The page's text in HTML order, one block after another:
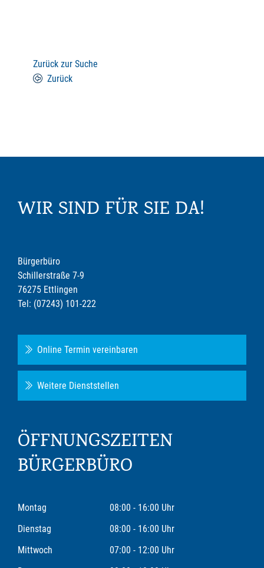
Zurück zur Suche
Zurück
WIR SIND FÜR SIE DA!
Bürgerbüro
Schillerstraße 7-9
76275 Ettlingen
Tel: (07243) 101-222
Online Termin vereinbaren
Weitere Dienststellen
ÖFFNUNGSZEITEN
BÜRGERBÜRO
Montag
08:00 - 16:00 Uhr
Dienstag
08:00 - 16:00 Uhr
Mittwoch
07:00 - 12:00 Uhr